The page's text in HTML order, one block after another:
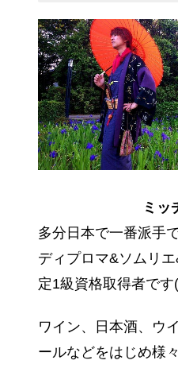
ミッ
多分日本で一番派手
ディプロマ&ソムリ
定1級資格取得者で
ワイン、日本酒、ウ
ールなどをはじめ様